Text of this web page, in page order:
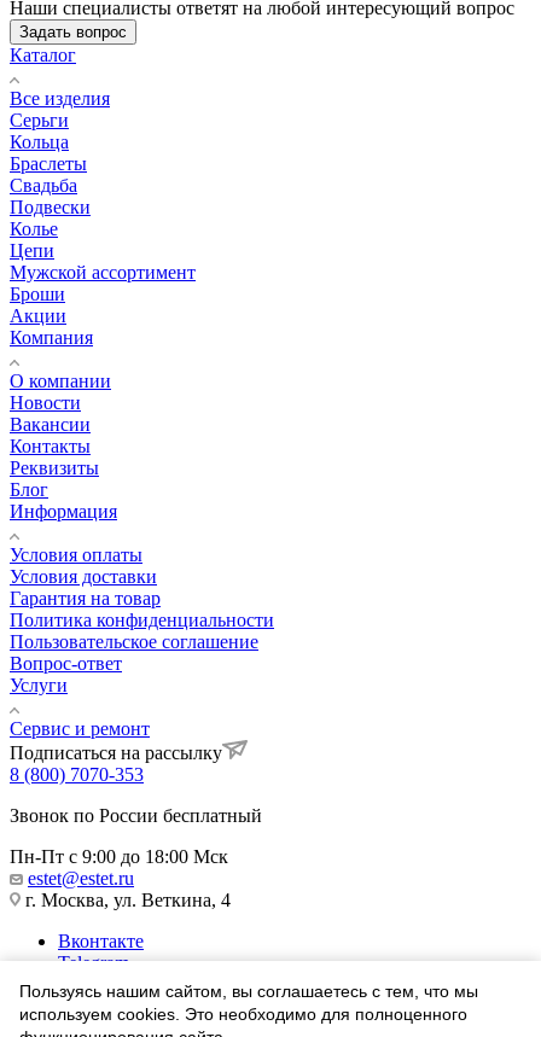
Наши специалисты ответят на любой интересующий вопрос
Задать вопрос
Каталог
Все изделия
Серьги
Кольца
Браслеты
Свадьба
Подвески
Колье
Цепи
Мужской ассортимент
Броши
Акции
Компания
О компании
Новости
Вакансии
Контакты
Реквизиты
Блог
Информация
Условия оплаты
Условия доставки
Гарантия на товар
Политика конфиденциальности
Пользовательское соглашение
Вопрос-ответ
Услуги
Сервис и ремонт
Подписаться на рассылку
8 (800) 7070-353
Звонок по России бесплатный
Пн-Пт с 9:00 до 18:00 Мск
estet@estet.ru
г. Москва, ул. Веткина, 4
Вконтакте
Telegram
Одноклассники
WhatsApp
Пользуясь нашим сайтом, вы соглашаетесь с тем, что мы
используем cookies. Это необходимо для полноценного